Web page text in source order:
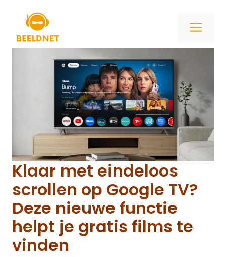
inhoud
Klaar met eindeloos
scrollen op Google TV?
Deze nieuwe functie
helpt je gratis films te
vinden